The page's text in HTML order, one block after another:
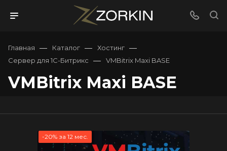
Главная — Каталог — Хостинг —
Сервер для 1С-Битрикс — VMBitrix Maxi BASE
VMBitrix Maxi BASE
-20% за 12 мес.